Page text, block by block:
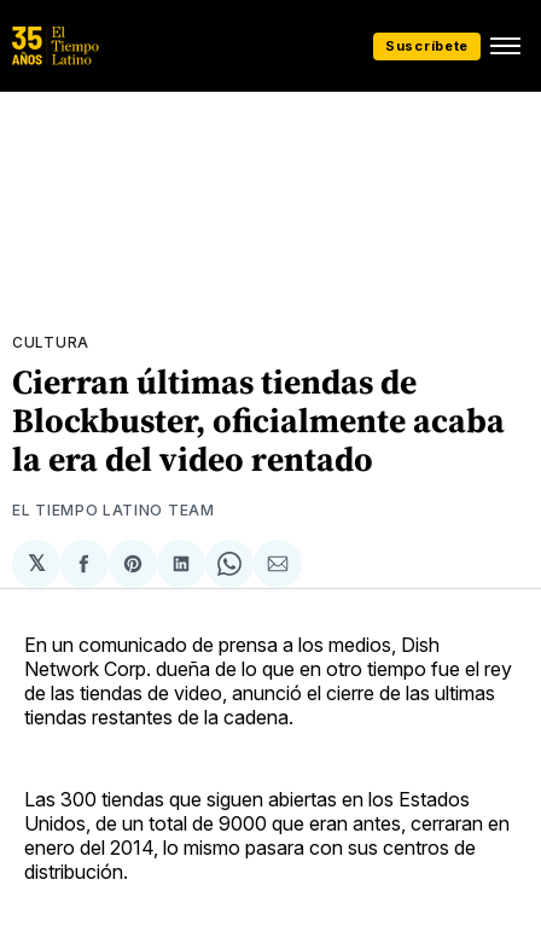
Suscríbete
CULTURA
Cierran últimas tiendas de
Blockbuster, oficialmente acaba
la era del video rentado
EL TIEMPO LATINO TEAM
𝕏
Compartir
en
Share
on
Compartir
en
Share
on
Compartir
via
En un comunicado de prensa a los medios, Dish
Network Corp. dueña de lo que en otro tiempo fue el rey
de las tiendas de video, anunció el cierre de las ultimas
tiendas restantes de la cadena.
Las 300 tiendas que siguen abiertas en los Estados
Unidos, de un total de 9000 que eran antes, cerraran en
enero del 2014, lo mismo pasara con sus centros de
distribución.